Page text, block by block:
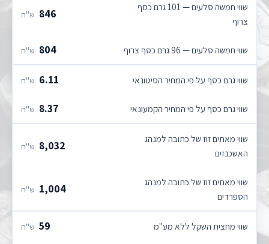
שווי חמשה סלעים — 101 גרם כסף
צרוף
846 ש''ח
שווי חמשה סלעים — 96 גרם כסף צרוף 804 ש''ח
שווי גרם כסף על פי המחיר הסיטונאי 6.11 ש''ח
שווי גרם כסף על פי המחיר הקמעונאי 8.37 ש''ח
שווי מאתים זוז של כתובה למנהג
האשכנזים
8,032 ש''ח
שווי מאתים זוז של כתובה למנהג
הספרדים
1,004 ש''ח
שווי מחצית השקל ללא מע''מ 59 ש''ח